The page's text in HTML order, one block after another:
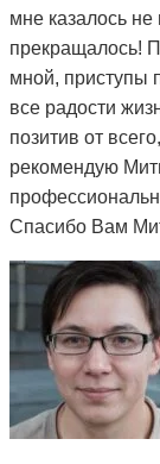
мне казалось
прекращалось!
мной, приступы
все радости
позитив от
рекомендую
Спасибо Вам